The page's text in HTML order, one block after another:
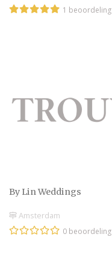
1 beoordeling
By Lin Weddings
Amsterdam
0 beoordeling